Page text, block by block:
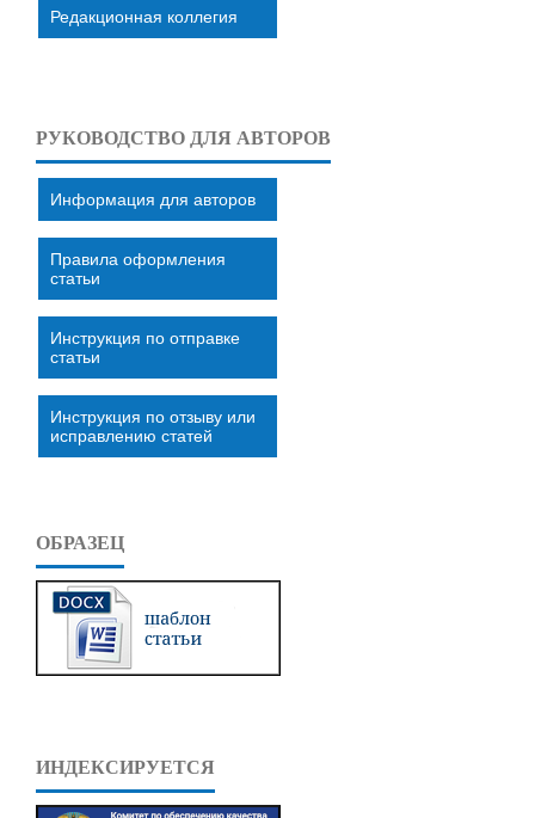
Редакционная коллегия
РУКОВОДСТВО ДЛЯ АВТОРОВ
Информация для авторов
Правила оформления
статьи
Инструкция по отправке
статьи
Инструкция по отзыву или
исправлению статей
ОБРАЗЕЦ
ИНДЕКСИРУЕТСЯ